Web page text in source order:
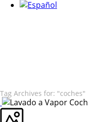
Tag Archives for: "coches"